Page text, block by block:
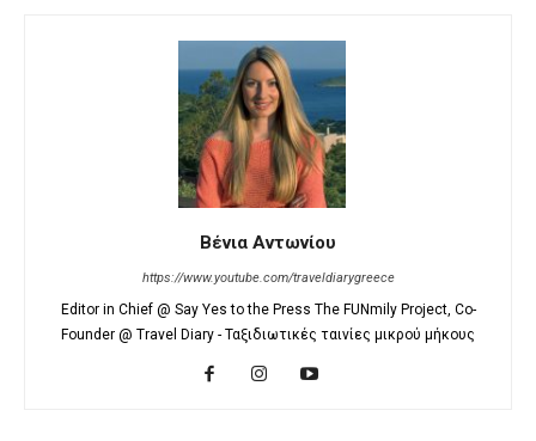
Βένια Αντωνίου
https://www.youtube.com/traveldiarygreece
Editor in Chief @ Say Yes to the Press The FUNmily Project, Co-
Founder @ Travel Diary - Ταξιδιωτικές ταινίες μικρού μήκους